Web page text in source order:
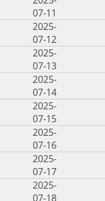
07-11
2025-
07-12
2025-
07-13
2025-
07-14
2025-
07-15
2025-
07-16
2025-
07-17
2025-
07-18